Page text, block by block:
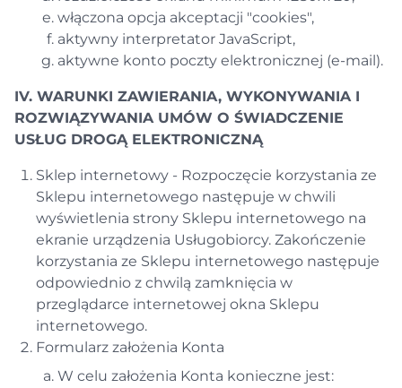
włączona opcja akceptacji "cookies",
aktywny interpretator JavaScript,
aktywne konto poczty elektronicznej (e-mail).
IV. WARUNKI ZAWIERANIA, WYKONYWANIA I
ROZWIĄZYWANIA UMÓW O ŚWIADCZENIE
USŁUG DROGĄ ELEKTRONICZNĄ
Sklep internetowy - Rozpoczęcie korzystania ze
Sklepu internetowego następuje w chwili
wyświetlenia strony Sklepu internetowego na
ekranie urządzenia Usługobiorcy. Zakończenie
korzystania ze Sklepu internetowego następuje
odpowiednio z chwilą zamknięcia w
przeglądarce internetowej okna Sklepu
internetowego.
Formularz założenia Konta
W celu założenia Konta konieczne jest: